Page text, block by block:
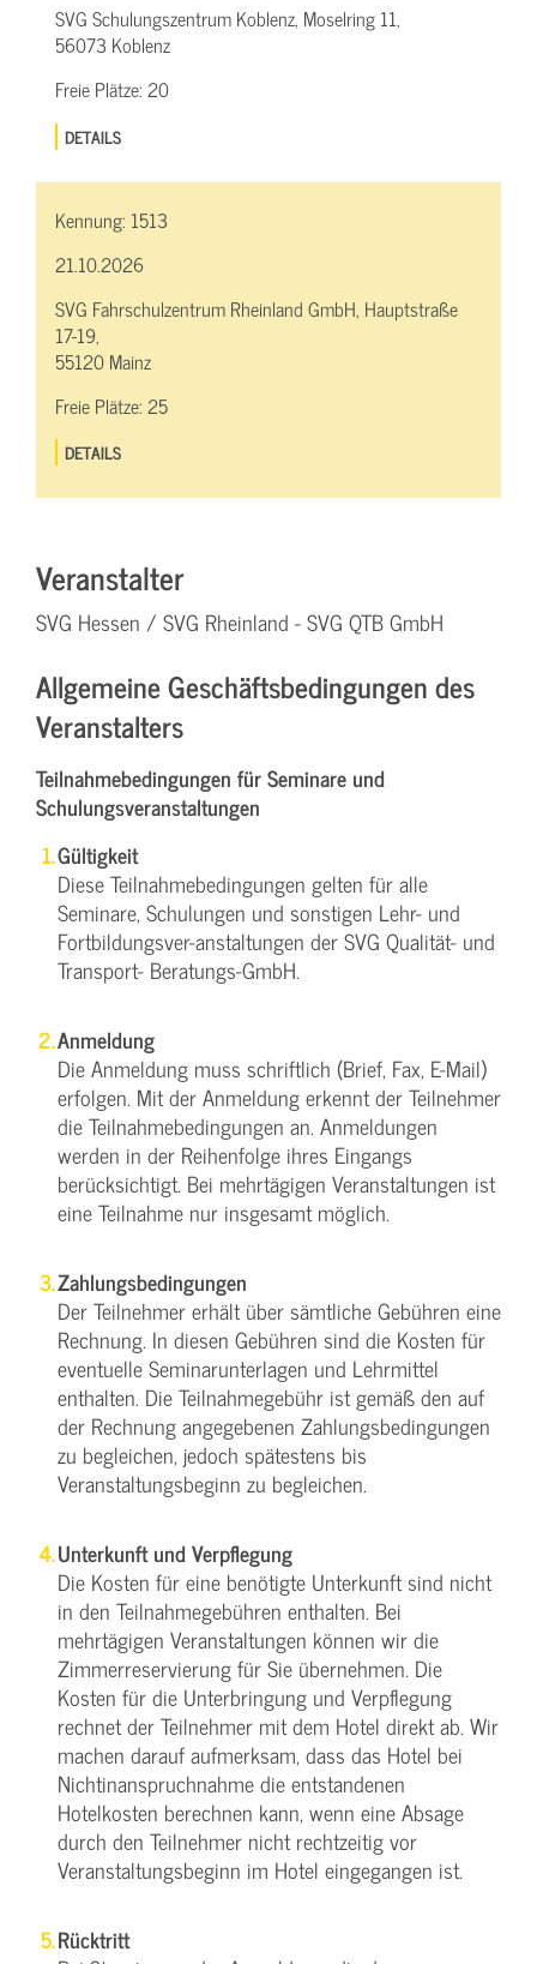
SVG Schulungszentrum Koblenz, Moselring 11,
56073 Koblenz
Freie Plätze:20
DETAILS
Kennung: 1513
21.10.2026
SVG Fahrschulzentrum Rheinland GmbH, Hauptstraße
17-19,
55120 Mainz
Freie Plätze:25
DETAILS
Veranstalter
SVG Hessen / SVG Rheinland - SVG QTB GmbH
Allgemeine Geschäftsbedingungen des
Veranstalters
Teilnahmebedingungen für Seminare und
Schulungsveranstaltungen
Gültigkeit
Diese Teilnahmebedingungen gelten für alle
Seminare, Schulungen und sonstigen Lehr- und
Fortbildungsver-anstaltungen der SVG Qualität- und
Transport- Beratungs-GmbH.
Anmeldung
Die Anmeldung muss schriftlich (Brief, Fax, E-Mail)
erfolgen. Mit der Anmeldung erkennt der Teilnehmer
die Teilnahmebedingungen an. Anmeldungen
werden in der Reihenfolge ihres Eingangs
berücksichtigt. Bei mehrtägigen Veranstaltungen ist
eine Teilnahme nur insgesamt möglich.
Zahlungsbedingungen
Der Teilnehmer erhält über sämtliche Gebühren eine
Rechnung. In diesen Gebühren sind die Kosten für
eventuelle Seminarunterlagen und Lehrmittel
enthalten. Die Teilnahmegebühr ist gemäß den auf
der Rechnung angegebenen Zahlungsbedingungen
zu begleichen, jedoch spätestens bis
Veranstaltungsbeginn zu begleichen.
Unterkunft und Verpflegung
Die Kosten für eine benötigte Unterkunft sind nicht
in den Teilnahmegebühren enthalten. Bei
mehrtägigen Veranstaltungen können wir die
Zimmerreservierung für Sie übernehmen. Die
Kosten für die Unterbringung und Verpflegung
rechnet der Teilnehmer mit dem Hotel direkt ab. Wir
machen darauf aufmerksam, dass das Hotel bei
Nichtinanspruchnahme die entstandenen
Hotelkosten berechnen kann, wenn eine Absage
durch den Teilnehmer nicht rechtzeitig vor
Veranstaltungsbeginn im Hotel eingegangen ist.
Rücktritt